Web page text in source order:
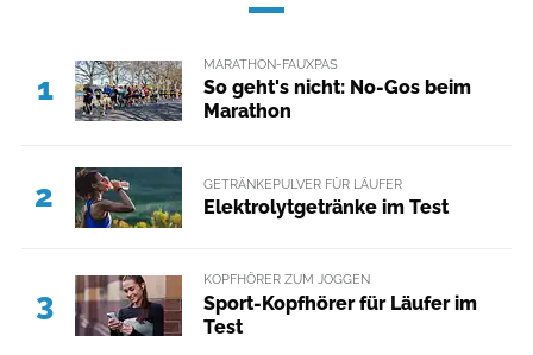
1
MARATHON-FAUXPAS
So geht's nicht: No-Gos beim
Marathon
2 GETRÄNKEPULVER FÜR LÄUFER
Elektrolytgetränke im Test
3
KOPFHÖRER ZUM JOGGEN
Sport-Kopfhörer für Läufer im
Test